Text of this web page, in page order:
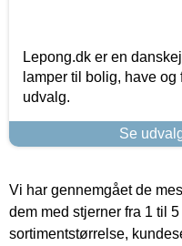
Lepong.dk er en
lamper til bolig, have
udvalg.
Se
Vi har gennemgået de
dem med stjerner fra 1 til
sortimentstørrelse,